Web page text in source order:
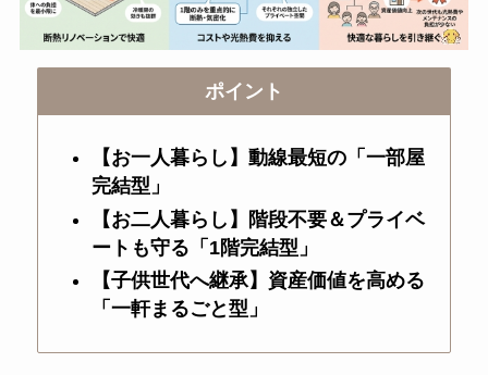
ポイント
【お一人暮らし】動線最短の「一部屋
完結型」
【お二人暮らし】階段不要＆プライベ
ートも守る「1階完結型」
【子供世代へ継承】資産価値を高める
「一軒まるごと型」